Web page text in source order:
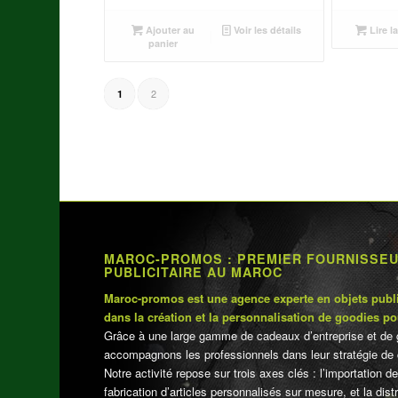
initial
actuel
Ajouter au
panier
Voir les détails Lire
1 2
MAROC-PROMOS : PREMIER
PUBLICITAIRE AU MAROC
Maroc-promos est une agence experte en objets
dans la création et la personnalisation de goodies
Grâce à une large gamme de cadeaux d’entreprise et
accompagnons les professionnels dans leur stratégie de
Notre activité repose sur trois axes clés : l’importation
fabrication d’articles personnalisés sur mesure, et la